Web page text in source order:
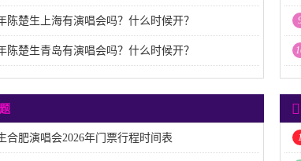
陈楚生上海有演唱会吗？什么时候开？
陈楚生青岛有演唱会吗？什么时候开？
合肥演唱会2026年门票行程时间表 1